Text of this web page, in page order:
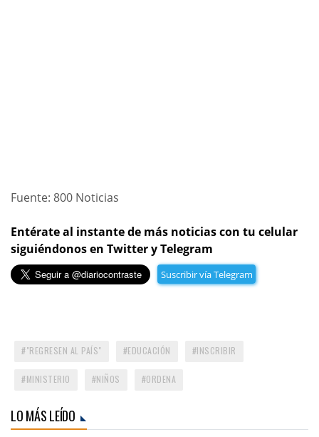
Fuente: 800 Noticias
Entérate al instante de más noticias con tu celular
siguiéndonos en Twitter y Telegram
Suscribir vía Telegram
"REGRESEN AL PAÍS" EDUCACIÓN INSCRIBIR
MINISTERIO NIÑOS ORDENA
LO MÁS LEÍDO